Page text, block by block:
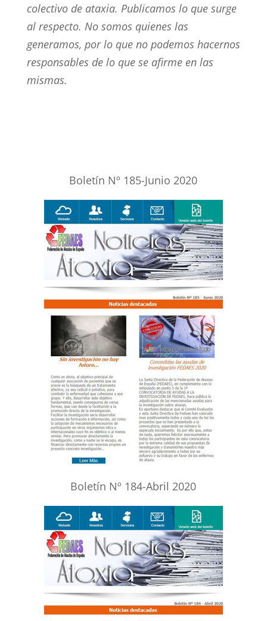
colectivo de ataxia. Publicamos lo que surge
al respecto. No somos quienes las
generamos, por lo que no podemos hacernos
responsables de lo que se afirme en las
mismas.
Boletín Nº 185-Junio 2020
Boletín Nº 184-Abril 2020